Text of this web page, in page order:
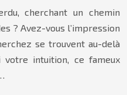
cherchant un chemin
? Avez-vous l’impression
se trouvent au-delà
intuition, ce fameux